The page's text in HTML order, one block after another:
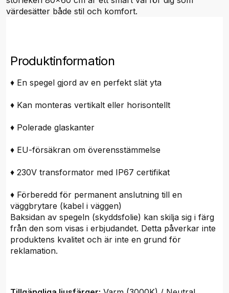
värdesätter både stil och komfort.
Produktinformation
♦ En spegel gjord av en perfekt slät yta
♦ Kan monteras vertikalt eller horisontellt
♦ Polerade glaskanter
♦ EU-försäkran om överensstämmelse
♦ 230V transformator med IP67 certifikat
♦ Förberedd för permanent anslutning till en
väggbrytare (kabel i väggen)
Baksidan av spegeln (skyddsfolie) kan skilja sig i färg
från den som visas i erbjudandet. Detta påverkar inte
produktens kvalitet och är inte en grund för
reklamation.